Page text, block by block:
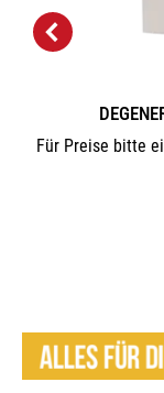
Für Preise bitte